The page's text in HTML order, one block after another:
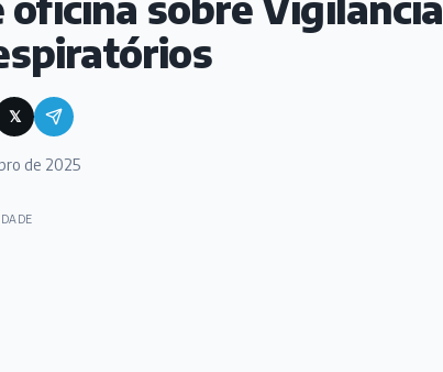
𝕏
de 2025